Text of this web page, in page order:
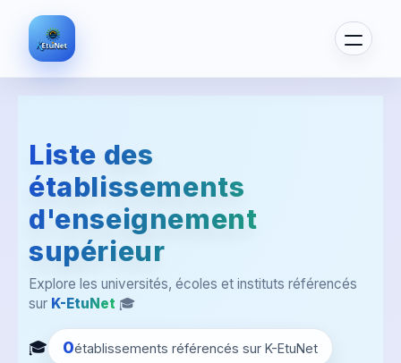
Liste des
établissements
d'enseignement
supérieur
Explore les universités, écoles et instituts référencés
sur K-EtuNet 🎓
🎓 0établissements référencés sur K-EtuNet